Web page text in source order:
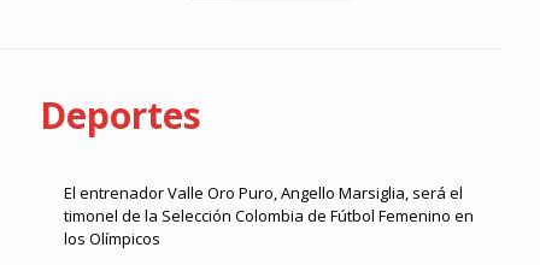
Deportes
El entrenador Valle Oro Puro, Angello Marsiglia, será el
timonel de la Selección Colombia de Fútbol Femenino en
los Olímpicos